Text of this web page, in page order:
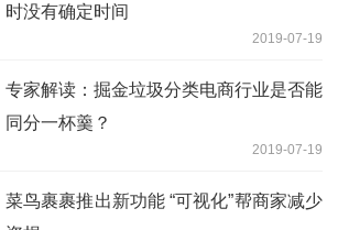
时没有确定时间
2019-07-19
专家解读：掘金垃圾分类电商行业是否能
同分一杯羹？
2019-07-19
菜鸟裹裹推出新功能 “可视化”帮商家减少